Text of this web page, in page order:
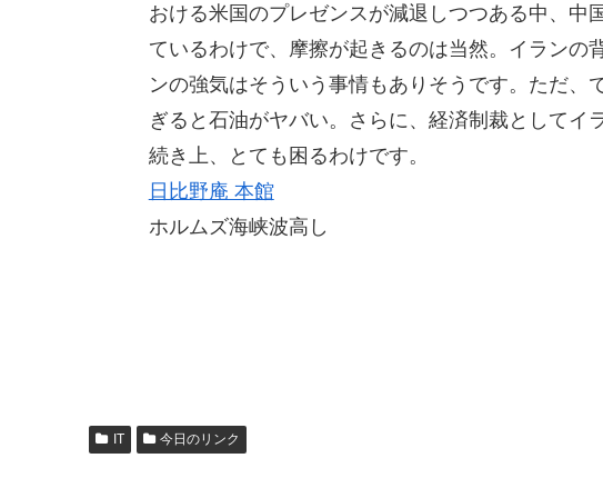
おける米国のプレゼンスが減退しつつある中、中
ているわけで、摩擦が起きるのは当然。イランの
ンの強気はそういう事情もありそうです。ただ、
ぎると石油がヤバい。さらに、経済制裁としてイ
続き上、とても困るわけです。
日比野庵 本館
ホルムズ海峡波高し
IT 今日のリンク